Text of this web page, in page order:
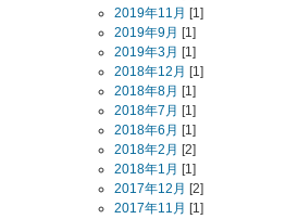
2019年11月 [1]
2019年9月 [1]
2019年3月 [1]
2018年12月 [1]
2018年8月 [1]
2018年7月 [1]
2018年6月 [1]
2018年2月 [2]
2018年1月 [1]
2017年12月 [2]
2017年11月 [1]